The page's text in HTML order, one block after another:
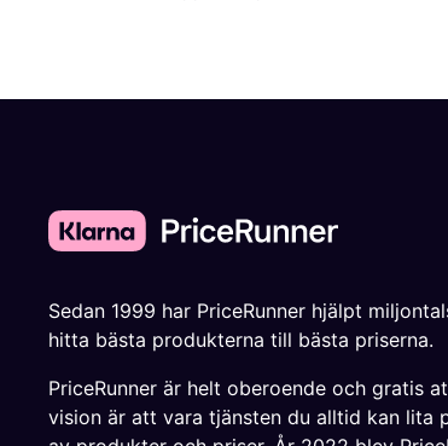
Sedan 1999 har PriceRunner hjälpt
hitta bästa produkterna till bästa priserna.
PriceRunner är helt oberoende och gratis
vision är att vara tjänsten du alltid kan lita